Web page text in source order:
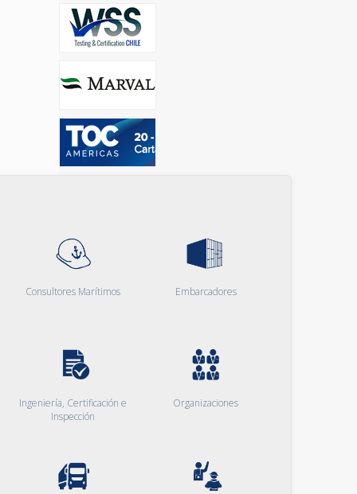
Consultores Marítimos Embarcadores
Ingeniería, Certificación e
Inspección
Organizaciones